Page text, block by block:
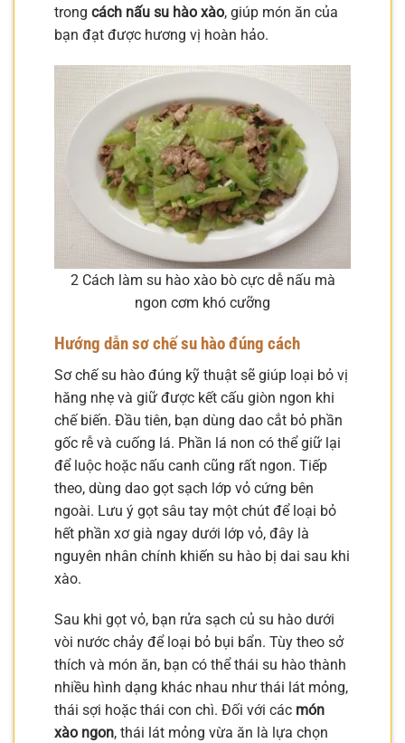
trong cách nấu su hào xào, giúp món ăn của
bạn đạt được hương vị hoàn hảo.
2 Cách làm su hào xào bò cực dễ nấu mà
ngon cơm khó cưỡng
Hướng dẫn sơ chế su hào đúng cách
Sơ chế su hào đúng kỹ thuật sẽ giúp loại bỏ vị
hăng nhẹ và giữ được kết cấu giòn ngon khi
chế biến. Đầu tiên, bạn dùng dao cắt bỏ phần
gốc rễ và cuống lá. Phần lá non có thể giữ lại
để luộc hoặc nấu canh cũng rất ngon. Tiếp
theo, dùng dao gọt sạch lớp vỏ cứng bên
ngoài. Lưu ý gọt sâu tay một chút để loại bỏ
hết phần xơ già ngay dưới lớp vỏ, đây là
nguyên nhân chính khiến su hào bị dai sau khi
xào.
Sau khi gọt vỏ, bạn rửa sạch củ su hào dưới
vòi nước chảy để loại bỏ bụi bẩn. Tùy theo sở
thích và món ăn, bạn có thể thái su hào thành
nhiều hình dạng khác nhau như thái lát mỏng,
thái sợi hoặc thái con chì. Đối với các món
xào ngon, thái lát mỏng vừa ăn là lựa chọn